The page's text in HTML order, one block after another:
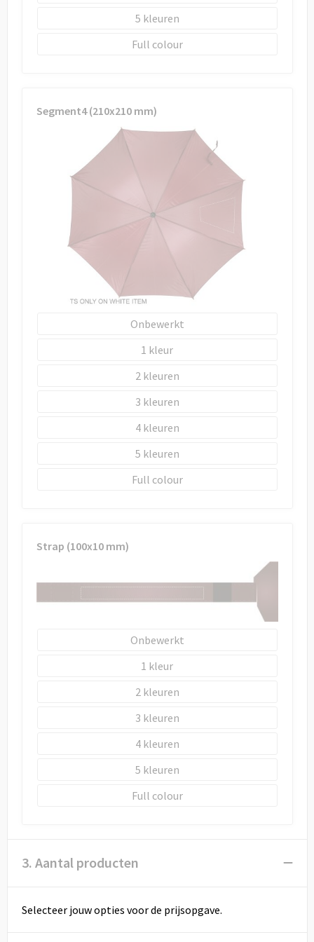
5
Full colour
Segment4 (210x210 mm)
Onbewerkt
1
2
3
4
5
Full colour
Strap (100x10 mm)
Onbewerkt
1
2
3
4
5
Full colour
3. Aantal producten
Selecteer jouw opties voor de prijsopgave.